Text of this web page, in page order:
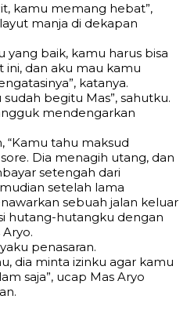
kamu memang hebat”,
manja di dekapan
yang baik, kamu harus bisa
ini, dan aku mau kamu
katanya.
begitu Mas”, sahutku.
mendengarkan
“Kamu tahu maksud
Dia menagih utang, dan
setengah dari
setelah lama
sebuah jalan keluar
hutang-hutangku dengan
penasaran.
dia minta izinku agar kamu
saja”, ucap Mas Aryo